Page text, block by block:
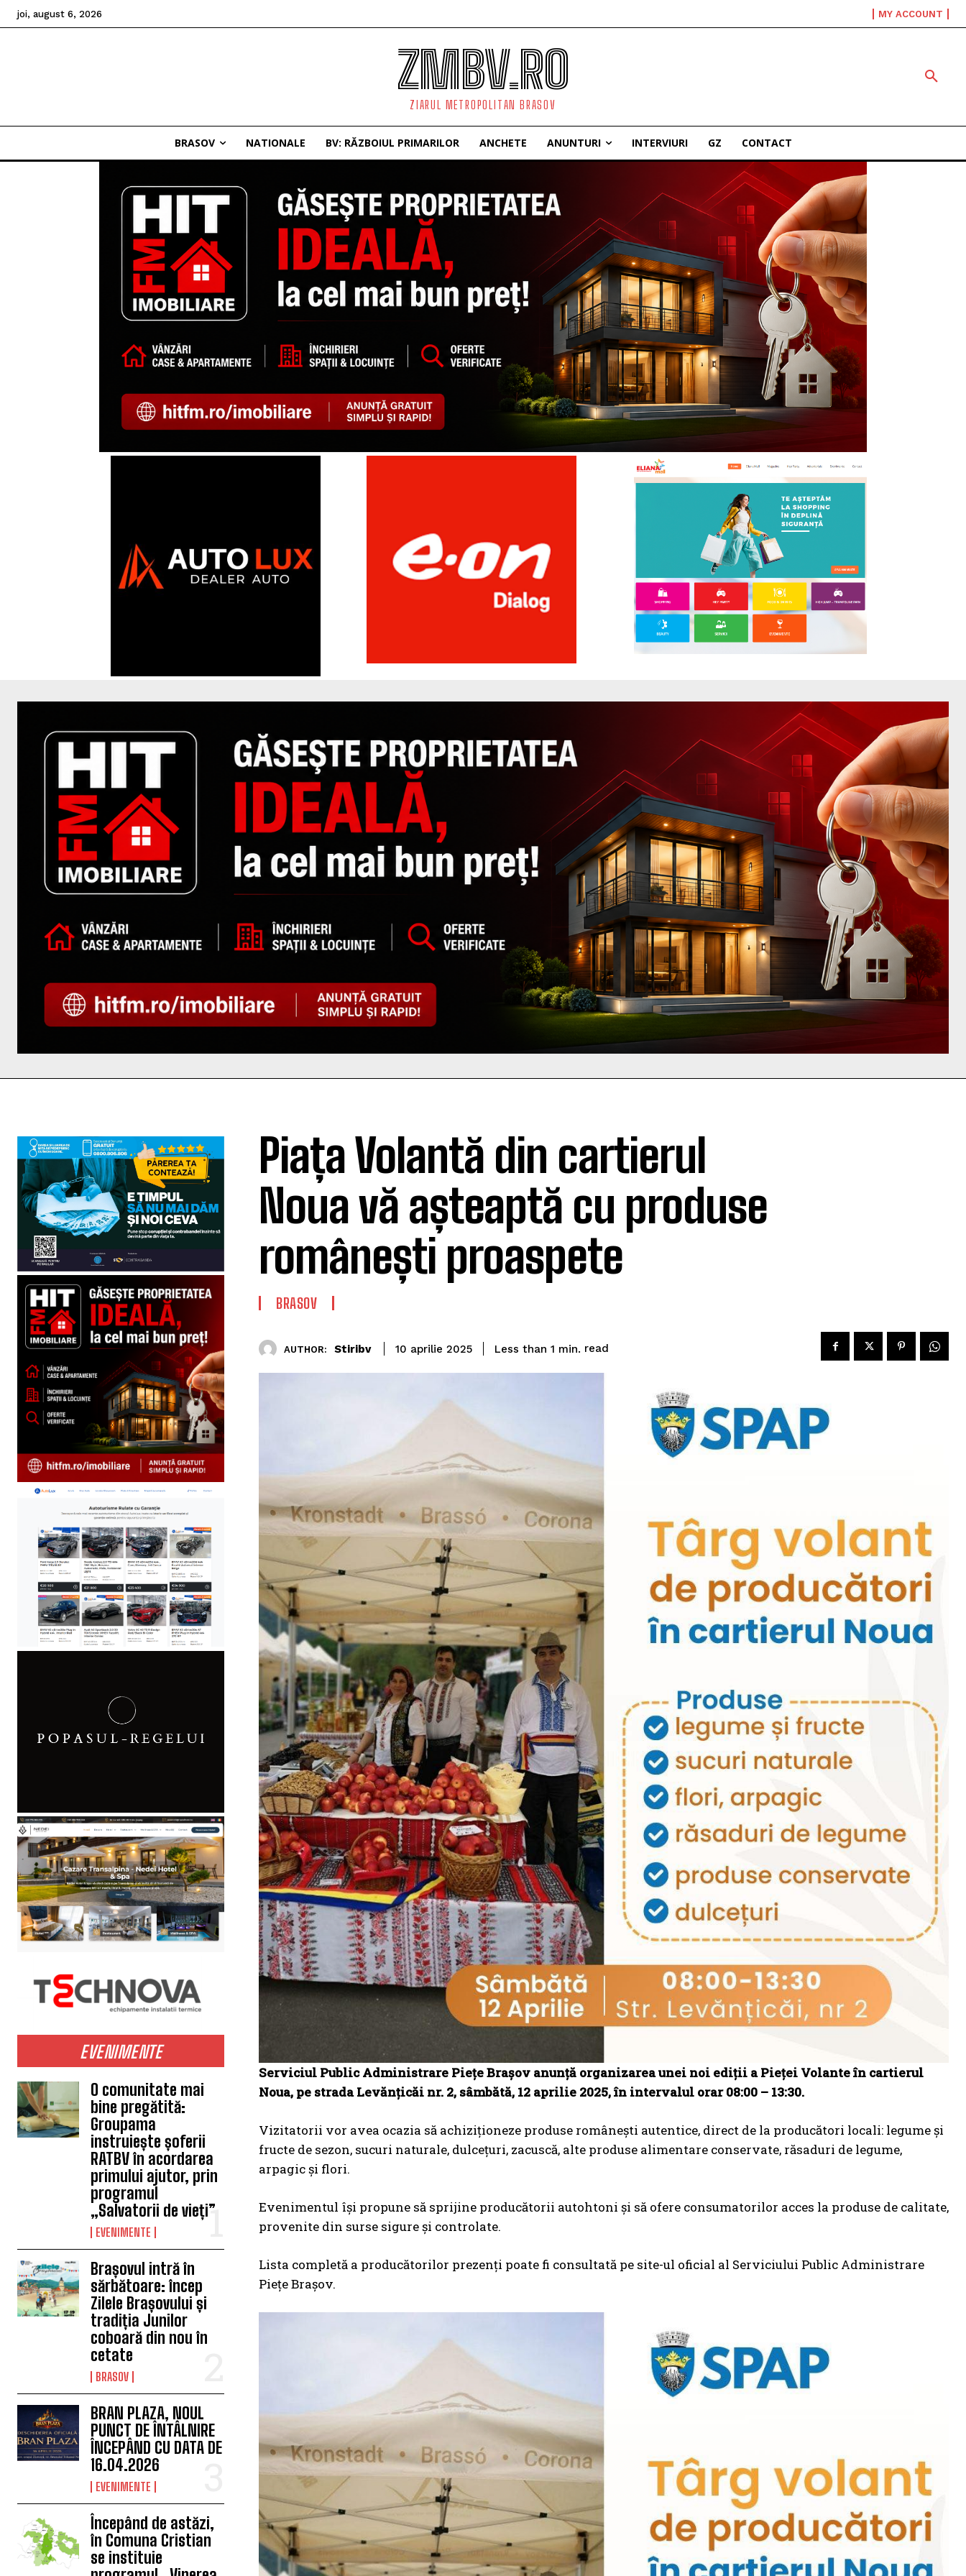
joi, august 6, 2026 MY ACCOUNT
ZMBV.RO
ZIARUL METROPOLITAN BRASOV
BRASOV NATIONALE BV: RĂZBOIUL PRIMARILOR ANCHETE ANUNTURI INTERVIURI GZ CONTACT
EVENIMENTE
O comunitate mai
bine pregătită:
Groupama
instruiește șoferii
RATBV în acordarea
primului ajutor, prin
programul
„Salvatorii de vieți”
EVENIMENTE
Brașovul intră în
sărbătoare: încep
Zilele Brașovului și
tradiția Junilor
coboară din nou în
cetate
BRASOV
BRAN PLAZA, NOUL
PUNCT DE ÎNTÂLNIRE
ÎNCEPÂND CU DATA DE
16.04.2026
EVENIMENTE
Începând de astăzi,
în Comuna Cristian
se instituie
Piața Volantă din cartierul
Noua vă așteaptă cu produse
românești proaspete
BRASOV
AUTHOR: Stiribv 10 aprilie 2025 Less than 1 min. read
Serviciul Public Administrare Piețe Brașov anunță organizarea unei noi ediții a Pieței Volante în cartierul
Noua, pe strada Levănțicăi nr. 2, sâmbătă, 12 aprilie 2025, în intervalul orar 08:00 – 13:30.
Vizitatorii vor avea ocazia să achiziționeze produse românești autentice, direct de la producători locali: legume și
fructe de sezon, sucuri naturale, dulcețuri, zacuscă, alte produse alimentare conservate, răsaduri de legume,
arpagic și flori.
Evenimentul își propune să sprijine producătorii autohtoni și să ofere consumatorilor acces la produse de calitate,
provenite din surse sigure și controlate.
Lista completă a producătorilor prezenți poate fi consultată pe site-ul oficial al Serviciului Public Administrare
Piețe Brașov.